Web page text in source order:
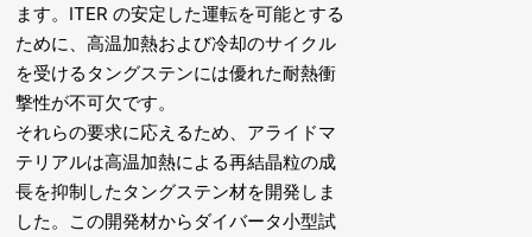
ます。ITER の安定した運転を可能とする
ために、高温加熱および冷却のサイクル
を受けるタングステンには優れた耐熱衝
撃性が不可欠です。
それらの要求に応えるため、アライドマ
テリアルは高温加熱による再結晶粒の成
長を抑制したタングステン材を開発しま
した。この開発材からダイバータ小型試